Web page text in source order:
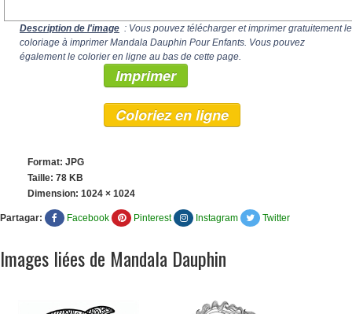
Description de l'image : Vous pouvez télécharger et imprimer gratuitement le
coloriage à imprimer Mandala Dauphin Pour Enfants. Vous pouvez
également le colorier en ligne au bas de cette page.
Imprimer
Coloriez en ligne
Format: JPG
Taille: 78 KB
Dimension: 1024 × 1024
Partagar: Facebook Pinterest Instagram Twitter
Images liées de Mandala Dauphin